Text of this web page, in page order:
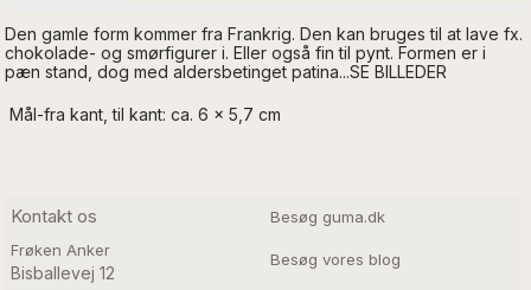
Den gamle form kommer fra Frankrig. Den kan bruges til at lave fx.
chokolade- og smørfigurer i. Eller også fin til pynt. Formen er i
pæn stand, dog med aldersbetinget patina...SE BILLEDER
Mål-fra kant, til kant: ca. 6 x 5,7 cm
Kontakt os
Frøken Anker
Bisballevej 12
Besøg guma.dk
Besøg vores blog